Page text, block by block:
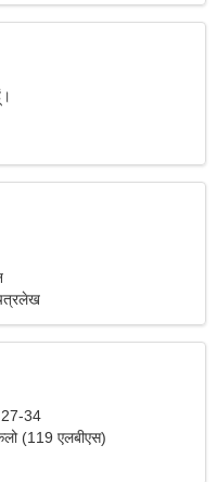
27-34
(119 एलबीएस)